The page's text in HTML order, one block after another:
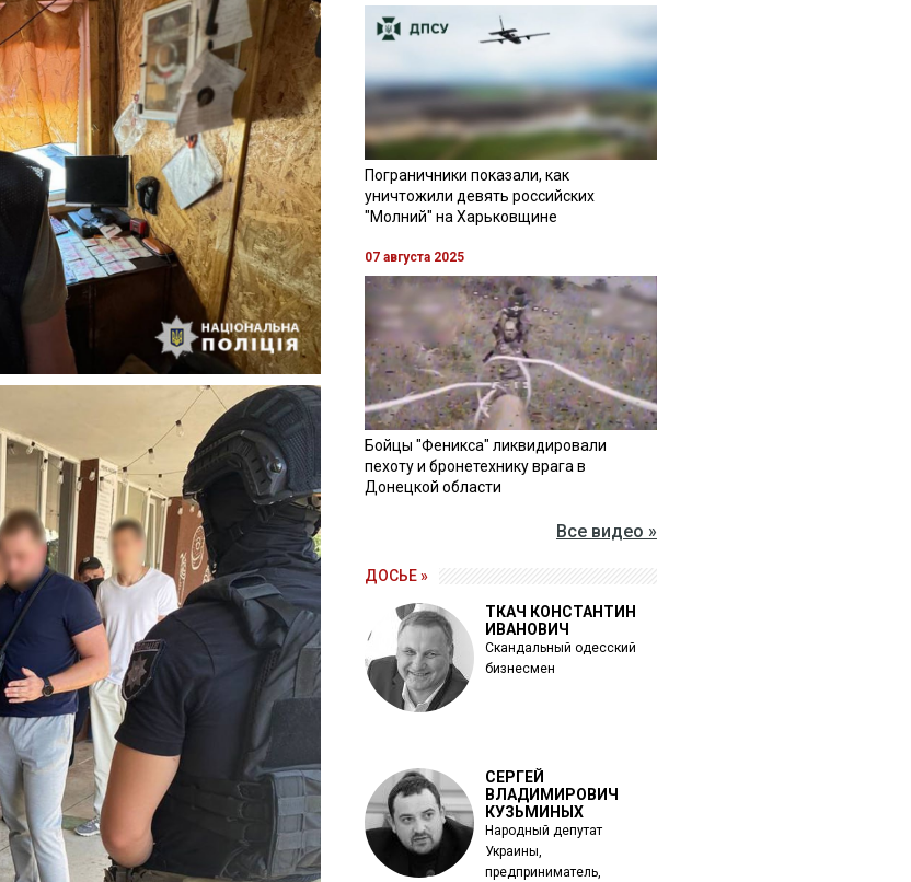
Пограничники показали, как
уничтожили девять российских
"Молний" на Харьковщине
07 августа 2025
Бойцы "Феникса" ликвидировали
пехоту и бронетехнику врага в
Донецкой области
Все видео »
ДОСЬЕ »
ТКАЧ КОНСТАНТИН
ИВАНОВИЧ
Скандальный одесский
бизнесмен
СЕРГЕЙ
ВЛАДИМИРОВИЧ
КУЗЬМИНЫХ
Народный депутат
Украины,
предприниматель,